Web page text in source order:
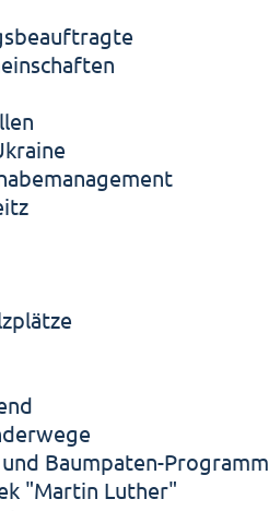
Baumpaten-Programm
"Martin Luther"